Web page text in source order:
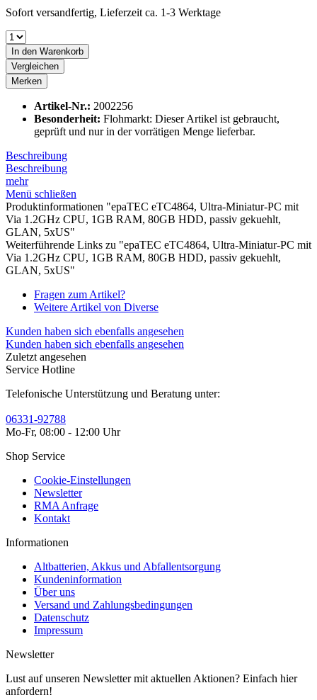
Sofort versandfertig, Lieferzeit ca. 1-3 Werktage
In den Warenkorb
Vergleichen
Merken
Artikel-Nr.: 2002256
Besonderheit: Flohmarkt: Dieser Artikel ist gebraucht,
geprüft und nur in der vorrätigen Menge lieferbar.
Beschreibung
Beschreibung
mehr
Menü schließen
Produktinformationen "epaTEC eTC4864, Ultra-Miniatur-PC mit
Via 1.2GHz CPU, 1GB RAM, 80GB HDD, passiv gekuehlt,
GLAN, 5xUS"
Weiterführende Links zu "epaTEC eTC4864, Ultra-Miniatur-PC mit
Via 1.2GHz CPU, 1GB RAM, 80GB HDD, passiv gekuehlt,
GLAN, 5xUS"
Fragen zum Artikel?
Weitere Artikel von Diverse
Kunden haben sich ebenfalls angesehen
Kunden haben sich ebenfalls angesehen
Zuletzt angesehen
Service Hotline
Telefonische Unterstützung und Beratung unter:
06331-92788
Mo-Fr, 08:00 - 12:00 Uhr
Shop Service
Cookie-Einstellungen
Newsletter
RMA Anfrage
Kontakt
Informationen
Altbatterien, Akkus und Abfallentsorgung
Kundeninformation
Über uns
Versand und Zahlungsbedingungen
Datenschutz
Impressum
Newsletter
Lust auf unseren Newsletter mit aktuellen Aktionen? Einfach hier
anfordern!